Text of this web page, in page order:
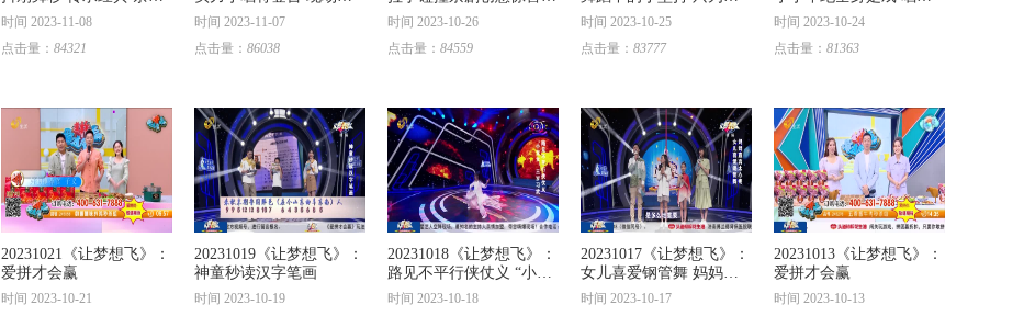
绕梁 国粹生香
时间 2023-11-08
点击量： 84321
来惊艳高音
时间 2023-11-07
点击量： 86038
别人家的爸妈惊叹众人
时间 2023-10-26
点击量： 84559
中大目标
时间 2023-10-25
点击量： 83777
俱佳有灵性
时间 2023-10-24
点击量： 81363
20231021《让梦想飞》：
爱拼才会赢
时间 2023-10-21
20231019《让梦想飞》：
神童秒读汉字笔画
时间 2023-10-19
20231018《让梦想飞》：
路见不平行侠仗义 “小龙
女”三岁习武
时间 2023-10-18
20231017《让梦想飞》：
女儿喜爱钢管舞 妈妈直
言太心疼
时间 2023-10-17
20231013《让梦想飞》：
爱拼才会赢
时间 2023-10-13